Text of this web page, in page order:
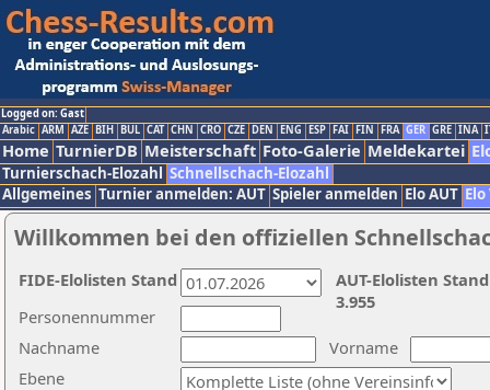
Logged on: Gast
Arabic ARM AZE BIH BUL CAT CHN CRO CZE DEN ENG ESP FAI FIN FRA GER GRE INA
Home TurnierDB Meisterschaft Foto-Galerie Meldekartei
Turnierschach-Elozahl Schnellschach-Elozahl
Allgemeines Turnier anmelden: AUT Spieler anmelden Elo AUT
Willkommen bei den offiziellen
Nachname
Vorname
Ebene
Personennummer
AUT-Elolisten
3.955
FIDE-Elolisten Stand